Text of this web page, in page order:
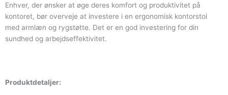
Enhver, der ønsker at øge deres komfort og produktivitet på
kontoret, bør overveje at investere i en ergonomisk kontorstol
med armlæn og rygstøtte. Det er en god investering for din
sundhed og arbejdseffektivitet.
Produktdetaljer: